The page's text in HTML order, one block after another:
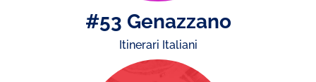
#53 Genazzano
Itinerari Italiani